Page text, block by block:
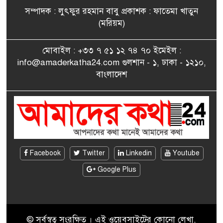
সাংবাদিকতায় কৃতিত্বের পুরস্কার
এমপি মমতাজ আলোকে
জেলা প্রবাসী এসোসিয়েশন’
বেদে সম্প্রদায় নিয়ে প্যারিসে
তথ্য-চলচ্চিত্র “ভাসমান জীবন”
সম্পাদক : লুৎফুর রহমান বাবু প্রকাশক : ফাতেমা খাতুন
(মরিয়ম)
মোবাইল : +৩৩ ৭ ৫১ ১২ ৭৪ ৭০ ইমেইল :
info@amaderkatha24.com গুলশান - ১, ঢাকা - ১২১০,
বাংলাদেশ
Facebook Twitter Linkedin
Youtube
Google Plus
© সর্বস্বত্ব সংরক্ষিত । এই ওয়েবসাইটের কোনো লেখা,